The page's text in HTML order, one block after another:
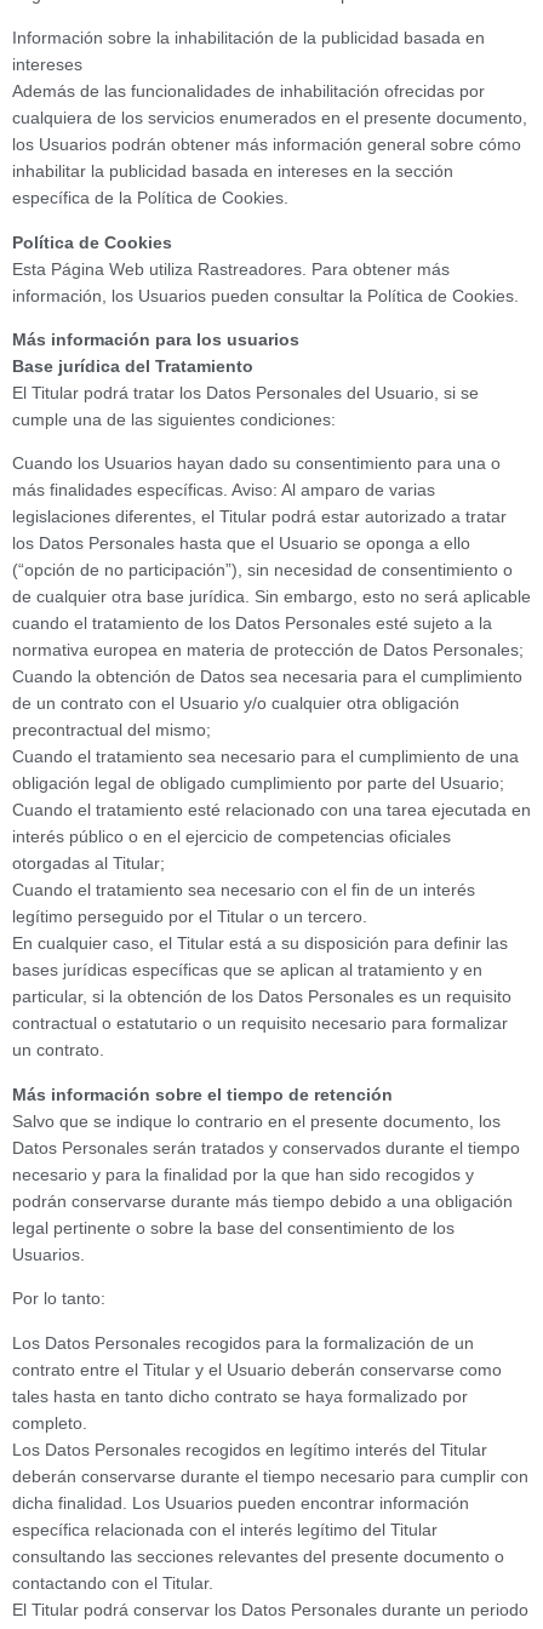
Información sobre la inhabilitación de la publicidad basada en
intereses
Además de las funcionalidades de inhabilitación ofrecidas por
cualquiera de los servicios enumerados en el presente documento,
los Usuarios podrán obtener más información general sobre cómo
inhabilitar la publicidad basada en intereses en la sección
específica de la Política de Cookies.
Política de Cookies
Esta Página Web utiliza Rastreadores. Para obtener más
información, los Usuarios pueden consultar la Política de Cookies.
Más información para los usuarios
Base jurídica del Tratamiento
El Titular podrá tratar los Datos Personales del Usuario, si se
cumple una de las siguientes condiciones:
Cuando los Usuarios hayan dado su consentimiento para una o
más finalidades específicas. Aviso: Al amparo de varias
legislaciones diferentes, el Titular podrá estar autorizado a tratar
los Datos Personales hasta que el Usuario se oponga a ello
(“opción de no participación”), sin necesidad de consentimiento o
de cualquier otra base jurídica. Sin embargo, esto no será aplicable
cuando el tratamiento de los Datos Personales esté sujeto a la
normativa europea en materia de protección de Datos Personales;
Cuando la obtención de Datos sea necesaria para el cumplimiento
de un contrato con el Usuario y/o cualquier otra obligación
precontractual del mismo;
Cuando el tratamiento sea necesario para el cumplimiento de una
obligación legal de obligado cumplimiento por parte del Usuario;
Cuando el tratamiento esté relacionado con una tarea ejecutada en
interés público o en el ejercicio de competencias oficiales
otorgadas al Titular;
Cuando el tratamiento sea necesario con el fin de un interés
legítimo perseguido por el Titular o un tercero.
En cualquier caso, el Titular está a su disposición para definir las
bases jurídicas específicas que se aplican al tratamiento y en
particular, si la obtención de los Datos Personales es un requisito
contractual o estatutario o un requisito necesario para formalizar
un contrato.
Más información sobre el tiempo de retención
Salvo que se indique lo contrario en el presente documento, los
Datos Personales serán tratados y conservados durante el tiempo
necesario y para la finalidad por la que han sido recogidos y
podrán conservarse durante más tiempo debido a una obligación
legal pertinente o sobre la base del consentimiento de los
Usuarios.
Por lo tanto:
Los Datos Personales recogidos para la formalización de un
contrato entre el Titular y el Usuario deberán conservarse como
tales hasta en tanto dicho contrato se haya formalizado por
completo.
Los Datos Personales recogidos en legítimo interés del Titular
deberán conservarse durante el tiempo necesario para cumplir con
dicha finalidad. Los Usuarios pueden encontrar información
específica relacionada con el interés legítimo del Titular
consultando las secciones relevantes del presente documento o
contactando con el Titular.
El Titular podrá conservar los Datos Personales durante un periodo